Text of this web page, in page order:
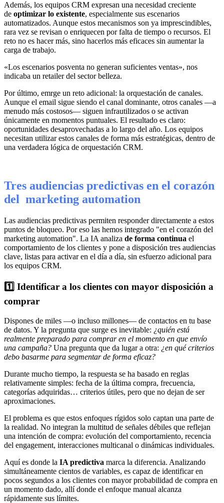
Además, los equipos CRM expresan una necesidad creciente
de optimizar lo existente, especialmente sus escenarios
automatizados. Aunque estos mecanismos son ya imprescindibles,
rara vez se revisan o enriquecen por falta de tiempo o recursos. El
reto no es hacer más, sino hacerlos más eficaces sin aumentar la
carga de trabajo.
«Los escenarios posventa no generan suficientes ventas», nos
indicaba un retailer del sector belleza.
Por último, emrge un reto adicional: la orquestación de canales.
Aunque el email sigue siendo el canal dominante, otros canales —a
menudo más costosos— siguen infrautilizados o se activan
únicamente en momentos puntuales. El resultado es claro:
oportunidades desaprovechadas a lo largo del año. Los equipos
necesitan utilizar estos canales de forma más estratégicas, dentro de
una verdadera lógica de orquestación CRM.
Tres audiencias predictivas en el corazón
del marketing automation
Las audiencias predictivas permiten responder directamente a estos
puntos de bloqueo. Por eso las hemos integrado "en el corazón del
marketing automation". La IA analiza de forma continua el
comportamiento de los clientes y pone a disposición tres audiencias
clave, listas para activar en el día a día, sin esfuerzo adicional para
los equipos CRM.
1️⃣ ️ Identificar a los clientes con mayor disposición a
comprar
Dispones de miles —o incluso millones— de contactos en tu base
de datos. Y la pregunta que surge es inevitable: ¿quién está
realmente preparado para comprar en el momento en que envío
una campaña? Una pregunta que da lugar a otra: ¿en qué criterios
debo basarme para segmentar de forma eficaz?
Durante mucho tiempo, la respuesta se ha basado en reglas
relativamente simples: fecha de la última compra, frecuencia,
categorías adquiridas… criterios útiles, pero que no dejan de ser
aproximaciones.
El problema es que estos enfoques rígidos solo captan una parte de
la realidad. No integran la multitud de señales débiles que reflejan
una intención de compra: evolución del comportamiento, recencia
del engagement, interacciones multicanal o dinámicas individuales.
Aquí es donde la IA predictiva marca la diferencia. Analizando
simultáneamente cientos de variables, es capaz de identificar en
pocos segundos a los clientes con mayor probabilidad de compra en
un momento dado, allí donde el enfoque manual alcanza
rápidamente sus límites.